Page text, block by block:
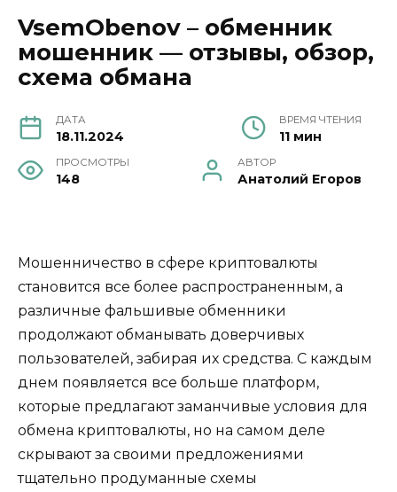
VsemObenov – обменник
мошенник — отзывы, обзор,
схема обмана
ДАТА
18.11.2024
ВРЕМЯ ЧТЕНИЯ
11 мин
ПРОСМОТРЫ
148
АВТОР
Анатолий Егоров
Мошенничество в сфере криптовалюты
становится все более распространенным, а
различные фальшивые обменники
продолжают обманывать доверчивых
пользователей, забирая их средства. С каждым
днем появляется все больше платформ,
которые предлагают заманчивые условия для
обмена криптовалюты, но на самом деле
скрывают за своими предложениями
тщательно продуманные схемы